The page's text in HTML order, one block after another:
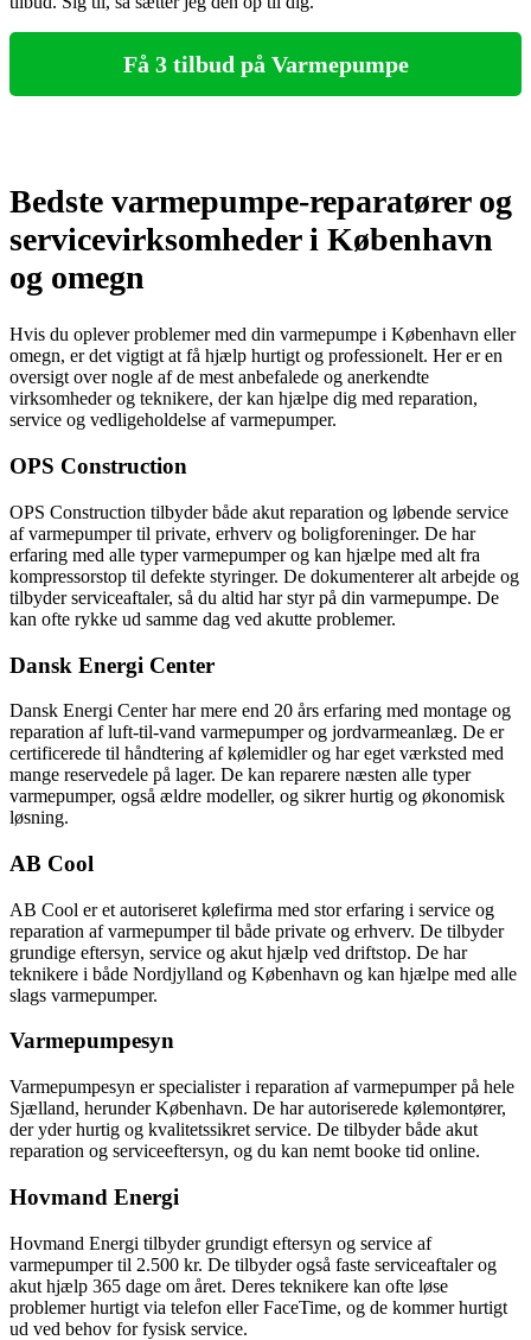
Få 3 tilbud på Varmepumpe
Bedste varmepumpe-reparatører og
servicevirksomheder i København
og omegn
Hvis du oplever problemer med din varmepumpe i København eller
omegn, er det vigtigt at få hjælp hurtigt og professionelt. Her er en
oversigt over nogle af de mest anbefalede og anerkendte
virksomheder og teknikere, der kan hjælpe dig med reparation,
service og vedligeholdelse af varmepumper.
OPS Construction
OPS Construction tilbyder både akut reparation og løbende service
af varmepumper til private, erhverv og boligforeninger. De har
erfaring med alle typer varmepumper og kan hjælpe med alt fra
kompressorstop til defekte styringer. De dokumenterer alt arbejde og
tilbyder serviceaftaler, så du altid har styr på din varmepumpe. De
kan ofte rykke ud samme dag ved akutte problemer.
Dansk Energi Center
Dansk Energi Center har mere end 20 års erfaring med montage og
reparation af luft-til-vand varmepumper og jordvarmeanlæg. De er
certificerede til håndtering af kølemidler og har eget værksted med
mange reservedele på lager. De kan reparere næsten alle typer
varmepumper, også ældre modeller, og sikrer hurtig og økonomisk
løsning.
AB Cool
AB Cool er et autoriseret kølefirma med stor erfaring i service og
reparation af varmepumper til både private og erhverv. De tilbyder
grundige eftersyn, service og akut hjælp ved driftstop. De har
teknikere i både Nordjylland og København og kan hjælpe med alle
slags varmepumper.
Varmepumpesyn
Varmepumpesyn er specialister i reparation af varmepumper på hele
Sjælland, herunder København. De har autoriserede kølemontører,
der yder hurtig og kvalitetssikret service. De tilbyder både akut
reparation og serviceeftersyn, og du kan nemt booke tid online.
Hovmand Energi
Hovmand Energi tilbyder grundigt eftersyn og service af
varmepumper til 2.500 kr. De tilbyder også faste serviceaftaler og
akut hjælp 365 dage om året. Deres teknikere kan ofte løse
problemer hurtigt via telefon eller FaceTime, og de kommer hurtigt
ud ved behov for fysisk service.